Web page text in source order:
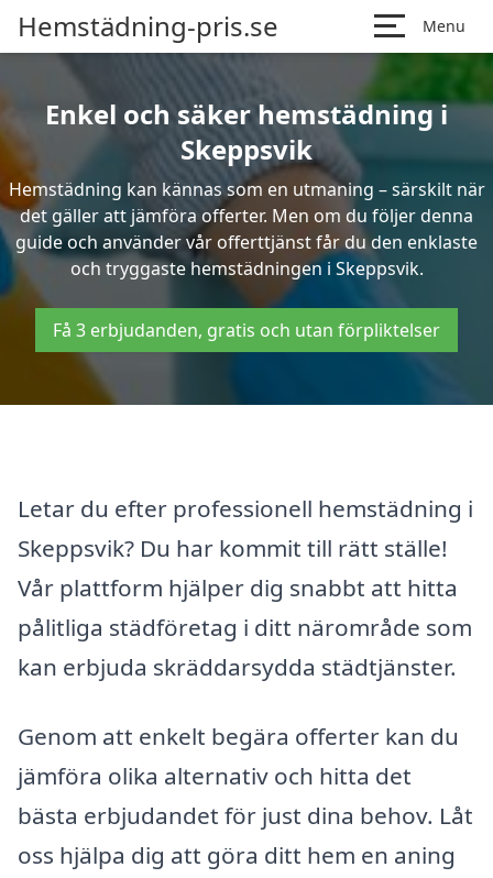
Hemstädning-pris.se Menu
Enkel och säker hemstädning i
Skeppsvik
Hemstädning kan kännas som en utmaning – särskilt när
det gäller att jämföra offerter. Men om du följer denna
guide och använder vår offerttjänst får du den enklaste
och tryggaste hemstädningen i Skeppsvik.
Få 3 erbjudanden, gratis och utan förpliktelser
Letar du efter professionell hemstädning i
Skeppsvik? Du har kommit till rätt ställe!
Vår plattform hjälper dig snabbt att hitta
pålitliga städföretag i ditt närområde som
kan erbjuda skräddarsydda städtjänster.
Genom att enkelt begära offerter kan du
jämföra olika alternativ och hitta det
bästa erbjudandet för just dina behov. Låt
oss hjälpa dig att göra ditt hem en aning